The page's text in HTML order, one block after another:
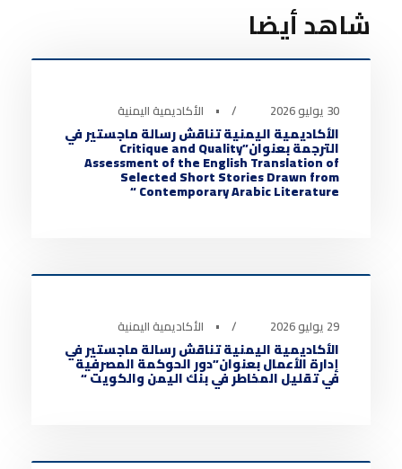
شاهد أيضا
أخبار الأكاديمية
30 يوليو 2026 • الأكاديمية اليمنية
الأكاديمية اليمنية تناقش رسالة ماجستير في
الترجمة بعنوان”Critique and Quality
Assessment of the English Translation of
Selected Short Stories Drawn from
Contemporary Arabic Literature “
29 يوليو 2026 • الأكاديمية اليمنية
الأكاديمية اليمنية تناقش رسالة ماجستير في
إدارة الأعمال بعنوان”دور الحوكمة المصرفية
في تقليل المخاطر في بنك اليمن والكويت “